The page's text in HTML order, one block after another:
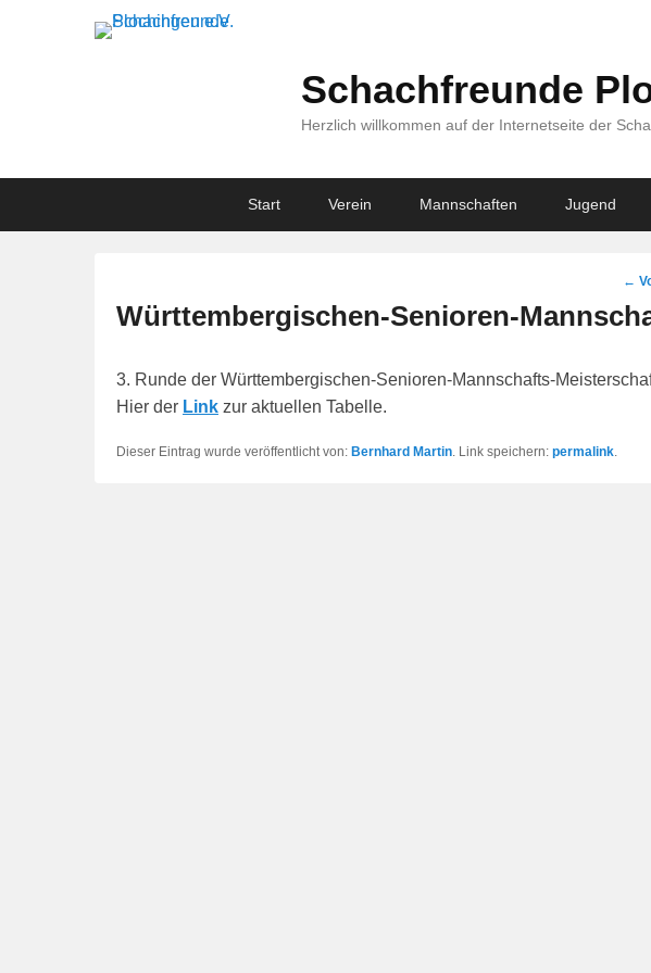
Schachfreunde
Herzlich willkommen auf der Internetseite der
Start Verein Mannschaften Jugend
←
Württembergischen-Senioren-
3. Runde der Württembergischen-Senioren-Mannschafts-
Hier der Link zur aktuellen Tabelle.
Dieser Eintrag wurde veröffentlicht von: Bernhard Martin . Link speichern: permalink